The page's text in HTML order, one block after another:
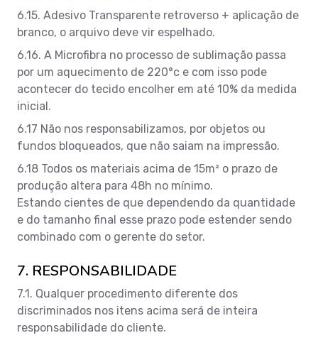
6.15. Adesivo Transparente retroverso + aplicação de
branco, o arquivo deve vir espelhado.
6.16. A Microfibra no processo de sublimação passa
por um aquecimento de 220°c e com isso pode
acontecer do tecido encolher em até 10% da medida
inicial.
6.17 Não nos responsabilizamos, por objetos ou
fundos bloqueados, que não saiam na impressão.
6.18 Todos os materiais acima de 15m² o prazo de
produção altera para 48h no mínimo.
Estando cientes de que dependendo da quantidade
e do tamanho final esse prazo pode estender sendo
combinado com o gerente do setor.
7. RESPONSABILIDADE
7.1. Qualquer procedimento diferente dos
discriminados nos itens acima será de inteira
responsabilidade do cliente.